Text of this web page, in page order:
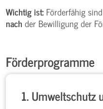
Wichtig ist: Förderfähig
nach der Bewilligung der
Förderprogramme
1. Umweltschutz